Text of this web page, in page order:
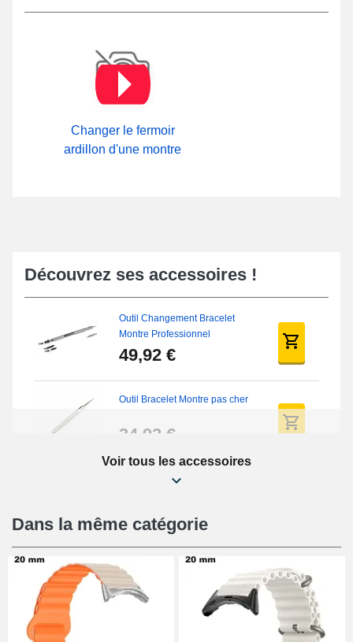
Changer le fermoir
ardillon d'une montre
Découvrez ses accessoires !
Outil Changement Bracelet
Montre Professionnel
49,92 €
Outil Bracelet Montre pas cher
34,92 €
Extracteur de Bracelet de
17,90 €
Voir tous les accessoires
Dans la même catégorie